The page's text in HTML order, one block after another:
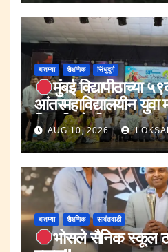
बातम्या शैक्षणिक सिंधुदुर्ग
मुंबई विद्यापीठाच्या
आंतरमहाविद्यालयीन युवा
विभागीय फेरी उत्साहात.
AUG 10, 2026
बातम्या शैक्षणिक सावंतवाडी
भोसले सैनिक स्कूल